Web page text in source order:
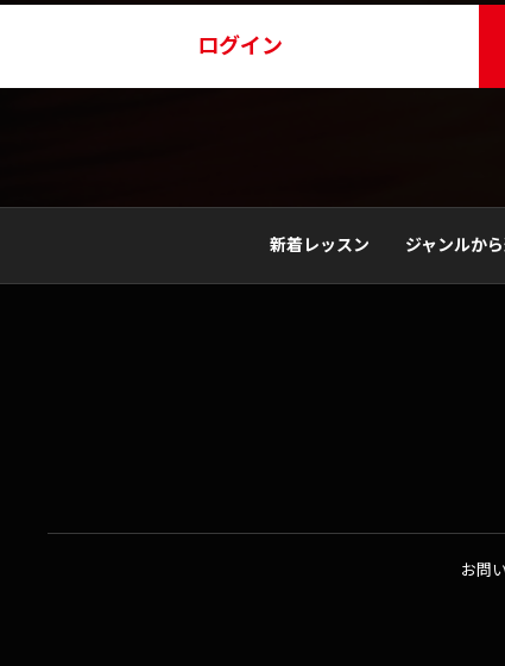
ログイン
新着レッスン ジャンルか
お問